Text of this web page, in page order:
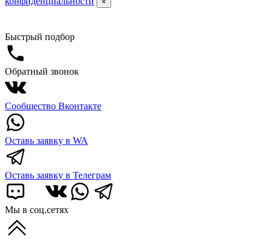
Быстрый подбор
Обратный звонок
Сообщество Вконтакте
Оставь заявку в WA
Оставь заявку в Телеграм
Мы в соц.сетях